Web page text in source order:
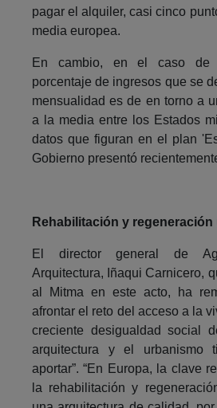
pagar el alquiler, casi cinco
media europea.
En cambio, en el caso de
porcentaje de ingresos que se
mensualidad es de en torno a
a la media entre los Estados
datos que figuran en el plan
Gobierno presentó
Rehabilitación y regeneración
El director general de
Arquitectura, Iñaqui Carnicero,
al Mitma en este acto, ha
afrontar el reto del acceso a la
creciente desigualdad social
arquitectura y el urbanismo
aportar”. “En Europa, la clave
la rehabilitación y